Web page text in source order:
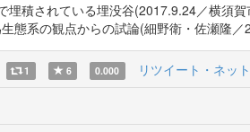
積されている埋没谷(2017.9.24／横須
態系の観点からの試論(細野衛・佐瀬隆
1 6 0.000 リツイート・ネッ